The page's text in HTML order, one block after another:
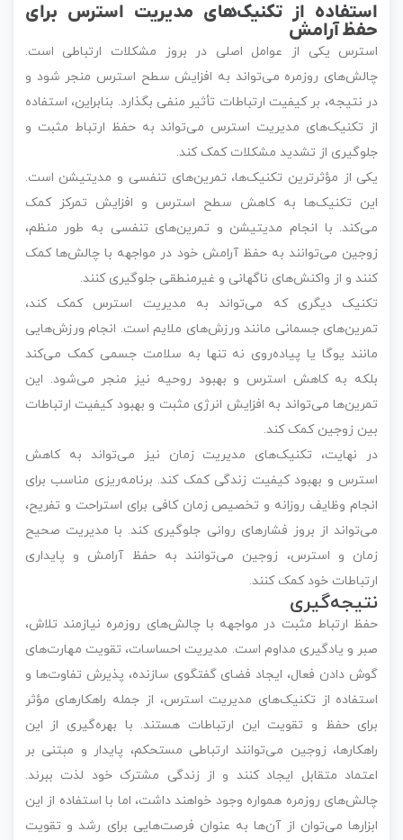
استفاده از تکنیک‌های مدیریت استرس برای
حفظ آرامش
استرس یکی از عوامل اصلی در بروز مشکلات ارتباطی است.
چالش‌های روزمره می‌تواند به افزایش سطح استرس منجر شود و
در نتیجه، بر کیفیت ارتباطات تأثیر منفی بگذارد. بنابراین، استفاده
از تکنیک‌های مدیریت استرس می‌تواند به حفظ ارتباط مثبت و
جلوگیری از تشدید مشکلات کمک کند.
یکی از مؤثرترین تکنیک‌ها، تمرین‌های تنفسی و مدیتیشن است.
این تکنیک‌ها به کاهش سطح استرس و افزایش تمرکز کمک
می‌کند. با انجام مدیتیشن و تمرین‌های تنفسی به طور منظم،
زوجین می‌توانند به حفظ آرامش خود در مواجهه با چالش‌ها کمک
کنند و از واکنش‌های ناگهانی و غیرمنطقی جلوگیری کنند.
تکنیک دیگری که می‌تواند به مدیریت استرس کمک کند،
تمرین‌های جسمانی مانند ورزش‌های ملایم است. انجام ورزش‌هایی
مانند یوگا یا پیاده‌روی نه تنها به سلامت جسمی کمک می‌کند
بلکه به کاهش استرس و بهبود روحیه نیز منجر می‌شود. این
تمرین‌ها می‌تواند به افزایش انرژی مثبت و بهبود کیفیت ارتباطات
بین زوجین کمک کند.
در نهایت، تکنیک‌های مدیریت زمان نیز می‌تواند به کاهش
استرس و بهبود کیفیت زندگی کمک کند. برنامه‌ریزی مناسب برای
انجام وظایف روزانه و تخصیص زمان کافی برای استراحت و تفریح،
می‌تواند از بروز فشارهای روانی جلوگیری کند. با مدیریت صحیح
زمان و استرس، زوجین می‌توانند به حفظ آرامش و پایداری
ارتباطات خود کمک کنند.
نتیجه‌گیری
حفظ ارتباط مثبت در مواجهه با چالش‌های روزمره نیازمند تلاش،
صبر و یادگیری مداوم است. مدیریت احساسات، تقویت مهارت‌های
گوش دادن فعال، ایجاد فضای گفتگوی سازنده، پذیرش تفاوت‌ها و
استفاده از تکنیک‌های مدیریت استرس، از جمله راهکارهای مؤثر
برای حفظ و تقویت این ارتباطات هستند. با بهره‌گیری از این
راهکارها، زوجین می‌توانند ارتباطی مستحکم، پایدار و مبتنی بر
اعتماد متقابل ایجاد کنند و از زندگی مشترک خود لذت ببرند.
چالش‌های روزمره همواره وجود خواهند داشت، اما با استفاده از این
ابزارها می‌توان از آن‌ها به عنوان فرصت‌هایی برای رشد و تقویت